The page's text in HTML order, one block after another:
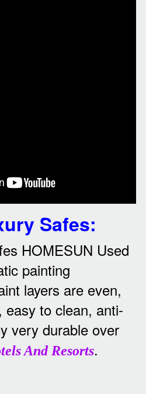
Safes:
HOMESUN Used
painting
layers are even,
to clean, anti-
very durable over
And Resorts.